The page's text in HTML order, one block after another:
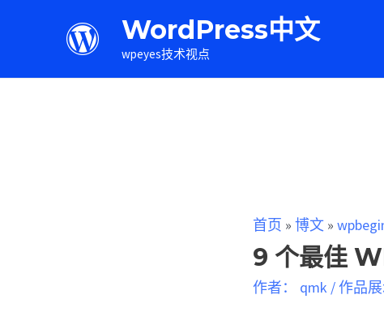
WordPress中文
wpeyes技术视点
首页 »博文 »
9 个最佳
作者： qmk /作品